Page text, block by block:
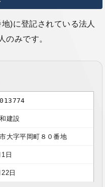
)に登記されている法人
のみです。
建設
大字平岡町８０番地
日
日